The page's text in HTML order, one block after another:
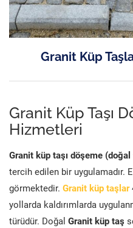
Granit Küp
Granit Küp Taşı
Hizmetleri
Granit küp taşı döşeme
tercih edilen bir uygulamadır.
görmektedir. Granit küp taşlar
yollarda kaldırımlarda
türüdür. Doğal Granit küp taş